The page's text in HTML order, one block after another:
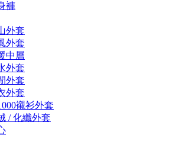
褲
外套
外套
中層
外套
外套
外套
襯衫外套
/ 化纖外套